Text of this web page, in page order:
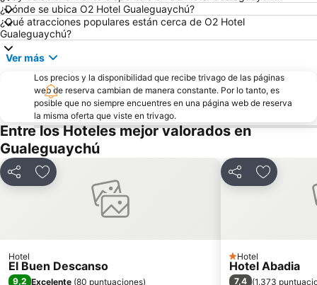
¿Dónde se ubica O2 Hotel Gualeguaychú?
¿Qué atracciones populares están cerca de O2 Hotel
Gualeguaychú?
Ver más
Los precios y la disponibilidad que recibe trivago de las páginas
web de reserva cambian de manera constante. Por lo tanto, es
posible que no siempre encuentres en una página web de reserva
la misma oferta que viste en trivago.
Entre los Hoteles mejor valorados en
Gualeguaychú
CompartirAñadir a favoritos
Hotel
El Buen Descanso
9,2 Excelente (80 puntuaciones)
CompartirAñadir a
1 Estrellas
Hotel
Hotel Abadia
7,4 (1.373